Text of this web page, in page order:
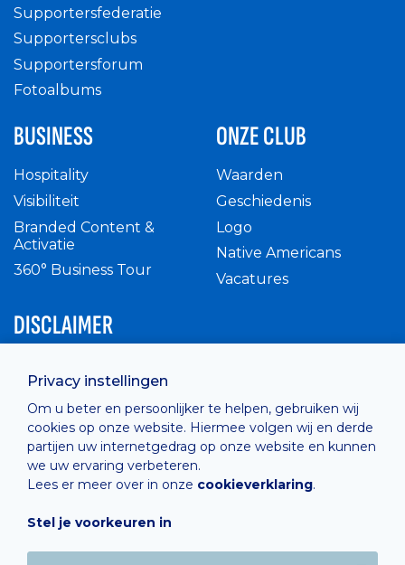
Privacy instellingen
Om u beter en persoonlijker te helpen, gebruiken wij
cookies op onze website. Hiermee volgen wij en derde
partijen uw internetgedrag op onze website en kunnen
we uw ervaring verbeteren.
Lees er meer over in onze cookieverklaring.
Stel je voorkeuren in
Supportersfederatie
Supportersclubs
Supportersforum
Fotoalbums
BUSINESS
Hospitality
Visibiliteit
Branded Content &
Activatie
360° Business Tour
ONZE CLUB
Waarden
Geschiedenis
Logo
Native Americans
Vacatures
DISCLAIMER
Privacy Policy
Cashless
verkoopsvoorwaarden
Cookie Policy
Hosted by Combell